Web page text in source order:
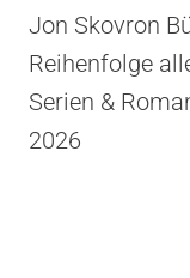
Jon Skovron
Reihenfolge
Serien &
2026